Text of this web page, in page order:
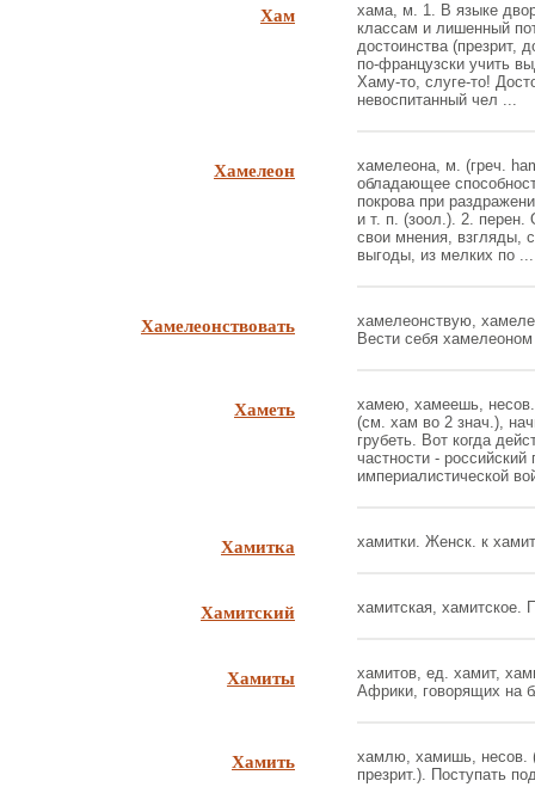
Хам
хама, м. 1. В языке
классам и лишенный
достоинства
по-французски учить
Хаму-то, слуге-то!
невоспитанный чел ...
Хамелеон
хамелеона, м. (греч.
обладающее
покрова при
и т. п. (зоол.). 2.
свои мнения, взгляды,
выгоды, из мелких по ...
Хамелеонствовать
хамелеонствую,
Вести себя
Хаметь
хамею, хамеешь, несов.
(см. хам во 2 знач.),
грубеть. Вот когда
частности -
империалистической
Хамитка хамитки. Женск. к
Хамитский хамитская, хамитское.
Хамиты
хамитов, ед. хамит,
Африки, говорящих на
Хамить
хамлю, хамишь, несов.
презрит.). Поступать